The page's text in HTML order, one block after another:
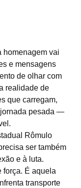
homenagem vai
e mensagens
de olhar com
realidade de
que carregam,
pesada —
Rômulo
ser também
e à luta.
força. É aquela
transporte